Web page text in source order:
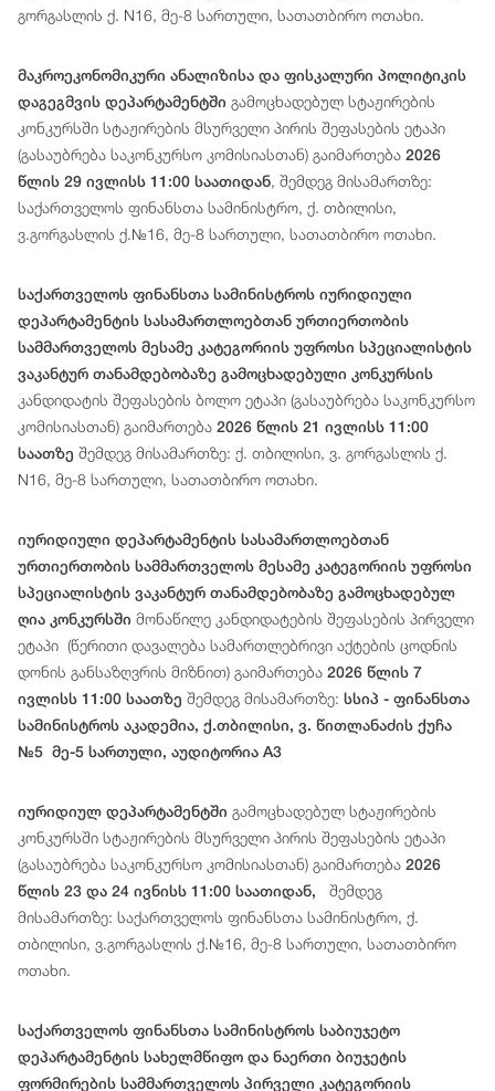
გორგასლის ქ. N16, მე-8 სართული, სათათბირო ოთახი.
მაკროეკონომიკური ანალიზისა და ფისკალური პოლიტიკის
დაგეგმვის დეპარტამენტში გამოცხადებულ სტაჟირების
კონკურსში სტაჟირების მსურველი პირის შეფასების ეტაპი
(გასაუბრება საკონკურსო კომისიასთან) გაიმართება 2026
წლის 29 ივლისს 11:00 საათიდან, შემდეგ მისამართზე:
საქართველოს ფინანსთა სამინისტრო, ქ. თბილისი,
ვ.გორგასლის ქ.№16, მე-8 სართული, სათათბირო ოთახი.
საქართველოს ფინანსთა სამინისტროს იურიდიული
დეპარტამენტის სასამართლოებთან ურთიერთობის
სამმართველოს მესამე კატეგორიის უფროსი სპეციალისტის
ვაკანტურ თანამდებობაზე გამოცხადებული კონკურსის
კანდიდატის შეფასების ბოლო ეტაპი (გასაუბრება საკონკურსო
კომისიასთან) გაიმართება 2026 წლის 21 ივლისს 11:00
საათზე შემდეგ მისამართზე: ქ. თბილისი, ვ. გორგასლის ქ.
N16, მე-8 სართული, სათათბირო ოთახი.
იურიდიული დეპარტამენტის სასამართლოებთან
ურთიერთობის სამმართველოს მესამე კატეგორიის უფროსი
სპეციალისტის ვაკანტურ თანამდებობაზე გამოცხადებულ
ღია კონკურსში მონაწილე კანდიდატების შეფასების პირველი
ეტაპი (წერითი დავალება სამართლებრივი აქტების ცოდნის
დონის განსაზღვრის მიზნით) გაიმართება 2026 წლის 7
ივლისს 11:00 საათზე შემდეგ მისამართზე: სსიპ - ფინანსთა
სამინისტროს აკადემია, ქ.თბილისი, ვ. წითლანაძის ქუჩა
№5 მე-5 სართული, აუდიტორია A3
იურიდიულ დეპარტამენტში გამოცხადებულ სტაჟირების
კონკურსში სტაჟირების მსურველი პირის შეფასების ეტაპი
(გასაუბრება საკონკურსო კომისიასთან) გაიმართება 2026
წლის 23 და 24 ივნისს 11:00 საათიდან,
შემდეგ
მისამართზე: საქართველოს ფინანსთა სამინისტრო, ქ.
თბილისი, ვ.გორგასლის ქ.№16, მე-8 სართული, სათათბირო
ოთახი.
საქართველოს ფინანსთა სამინისტროს საბიუჯეტო
დეპარტამენტის სახელმწიფო და ნაერთი ბიუჯეტის
ფორმირების სამმართველოს პირველი კატეგორიის